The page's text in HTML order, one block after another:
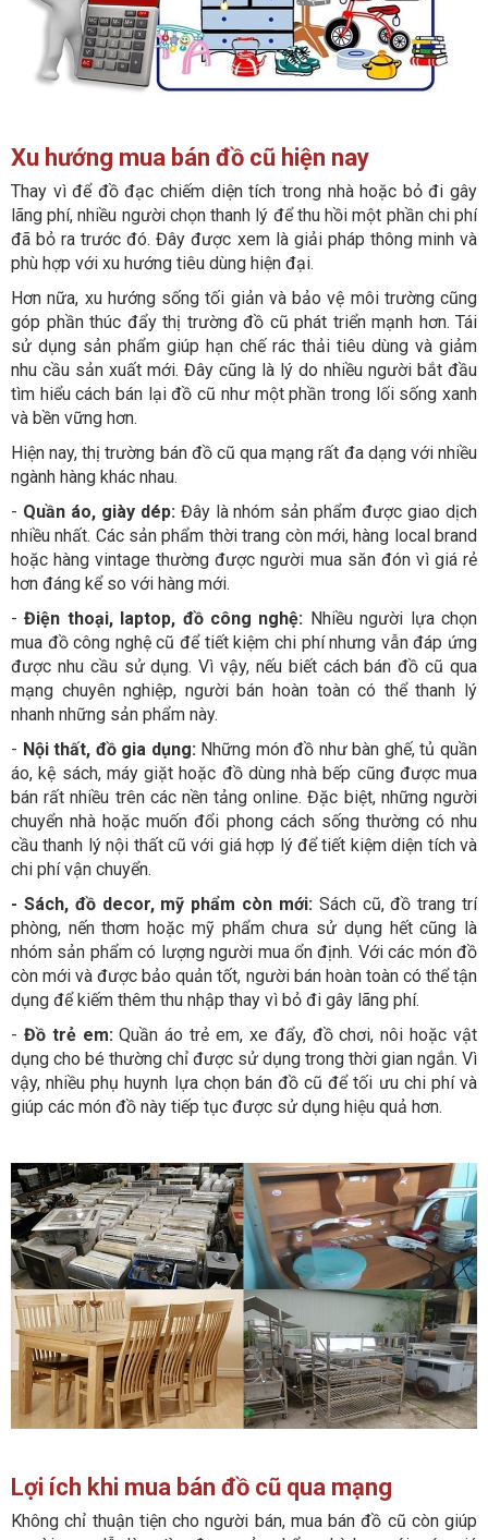
Xu hướng mua bán đồ cũ hiện nay
Thay vì để đồ đạc chiếm diện tích trong nhà hoặc bỏ đi gây
lãng phí, nhiều người chọn thanh lý để thu hồi một phần chi phí
đã bỏ ra trước đó. Đây được xem là giải pháp thông minh và
phù hợp với xu hướng tiêu dùng hiện đại.
Hơn nữa, xu hướng sống tối giản và bảo vệ môi trường cũng
góp phần thúc đẩy thị trường đồ cũ phát triển mạnh hơn. Tái
sử dụng sản phẩm giúp hạn chế rác thải tiêu dùng và giảm
nhu cầu sản xuất mới. Đây cũng là lý do nhiều người bắt đầu
tìm hiểu cách bán lại đồ cũ như một phần trong lối sống xanh
và bền vững hơn.
Hiện nay, thị trường bán đồ cũ qua mạng rất đa dạng với nhiều
ngành hàng khác nhau.
- Quần áo, giày dép:Đây là nhóm sản phẩm được giao dịch
nhiều nhất. Các sản phẩm thời trang còn mới, hàng local brand
hoặc hàng vintage thường được người mua săn đón vì giá rẻ
hơn đáng kể so với hàng mới.
- Điện thoại, laptop, đồ công nghệ: Nhiều người lựa chọn
mua đồ công nghệ cũ để tiết kiệm chi phí nhưng vẫn đáp ứng
được nhu cầu sử dụng. Vì vậy, nếu biết cách bán đồ cũ qua
mạng chuyên nghiệp, người bán hoàn toàn có thể thanh lý
nhanh những sản phẩm này.
- Nội thất, đồ gia dụng: Những món đồ như bàn ghế, tủ quần
áo, kệ sách, máy giặt hoặc đồ dùng nhà bếp cũng được mua
bán rất nhiều trên các nền tảng online. Đặc biệt, những người
chuyển nhà hoặc muốn đổi phong cách sống thường có nhu
cầu thanh lý nội thất cũ với giá hợp lý để tiết kiệm diện tích và
chi phí vận chuyển.
- Sách, đồ decor, mỹ phẩm còn mới:Sách cũ, đồ trang trí
phòng, nến thơm hoặc mỹ phẩm chưa sử dụng hết cũng là
nhóm sản phẩm có lượng người mua ổn định. Với các món đồ
còn mới và được bảo quản tốt, người bán hoàn toàn có thể tận
dụng để kiếm thêm thu nhập thay vì bỏ đi gây lãng phí.
- Đồ trẻ em:Quần áo trẻ em, xe đẩy, đồ chơi, nôi hoặc vật
dụng cho bé thường chỉ được sử dụng trong thời gian ngắn. Vì
vậy, nhiều phụ huynh lựa chọn bán đồ cũ để tối ưu chi phí và
giúp các món đồ này tiếp tục được sử dụng hiệu quả hơn.
Lợi ích khi mua bán đồ cũ qua mạng
Không chỉ thuận tiện cho người bán, mua bán đồ cũ còn giúp